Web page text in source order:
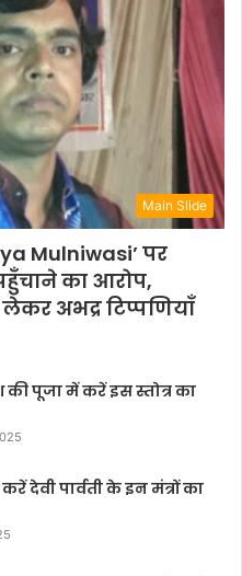
Main Slide
Mulniwasi’ पर
का आरोप,
अभद्र टिप्पणियाँ
पूजा में करें इस स्तोत्र का
देवी पार्वती के इन मंत्रों का